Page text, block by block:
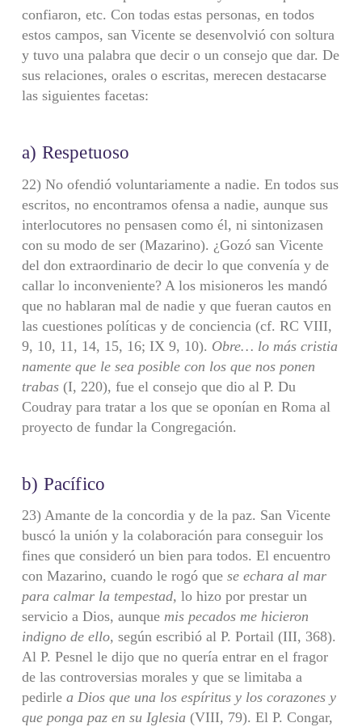
confiaron, etc. Con todas estas personas, en todos
estos campos, san Vi­cente se desenvolvió con soltura
y tuvo una palabra que decir o un consejo que dar. De
sus relaciones, orales o escritas, merecen destacarse
las siguientes facetas:
a) Respetuoso
22) No ofendió voluntariamente a nadie. En todos sus
escritos, no encon­tramos ofensa a nadie, aunque sus
interlocutores no pensasen como él, ni sintoni­zasen
con su modo de ser (Mazarino). ¿Gozó san Vicente
del don extraordinario de decir lo que convenía y de
callar lo inconveniente? A los misioneros les mandó
que no hablaran mal de nadie y que fueran cautos en
las cuestiones políticas y de conciencia (cf. RC VIII,
9, 10, 11, 14, 15, 16; IX 9, 10). Obre… lo más cristia­
namente que le sea posible con los que nos ponen
trabas (I, 220), fue el consejo que dio al P. Du
Coudray para tratar a los que se oponían en Roma al
proyecto de fundar la Congregación.
b) Pacífico
23) Amante de la concordia y de la paz. San Vicente
buscó la unión y la cola­boración para conseguir los
fines que consideró un bien para todos. El encuentro
con Mazarino, cuando le rogó que se echara al mar
para calmar la tempestad, lo hizo por prestar un
servicio a Dios, aunque mis pecados me hicieron
indigno de ello, según escribió al P. Portail (III, 368).
Al P. Pesnel le dijo que no quería entrar en el fragor
de las controversias morales y que se limitaba a
pedirle a Dios que una los espíritus y los corazones y
que ponga paz en su Iglesia (VIII, 79). El P. Congar,